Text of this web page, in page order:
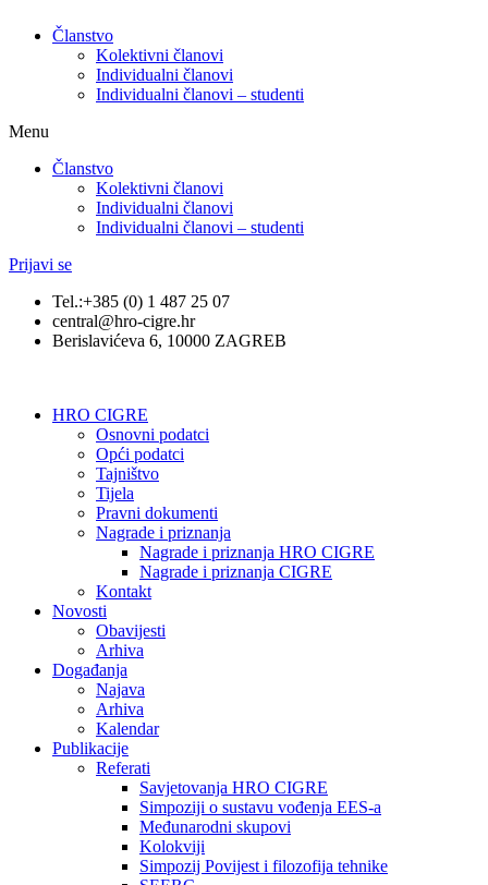
Članstvo
Kolektivni članovi
Individualni članovi
Individualni članovi – studenti
Menu
Članstvo
Kolektivni članovi
Individualni članovi
Individualni članovi – studenti
Prijavi se
Tel.:+385 (0) 1 487 25 07
central@hro-cigre.hr
Berislavićeva 6, 10000 ZAGREB
HRO CIGRE
Osnovni podatci​
Opći podatci
Tajništvo
Tijela
Pravni dokumenti
Nagrade i priznanja
Nagrade i priznanja HRO CIGRE
Nagrade i priznanja CIGRE
Kontakt
Novosti
Obavijesti
Arhiva
Događanja
Najava
Arhiva
Kalendar
Publikacije
Referati
Savjetovanja HRO CIGRE
Simpoziji o sustavu vođenja EES-a
Međunarodni skupovi
Kolokviji​
Simpozij Povijest i filozofija tehnike